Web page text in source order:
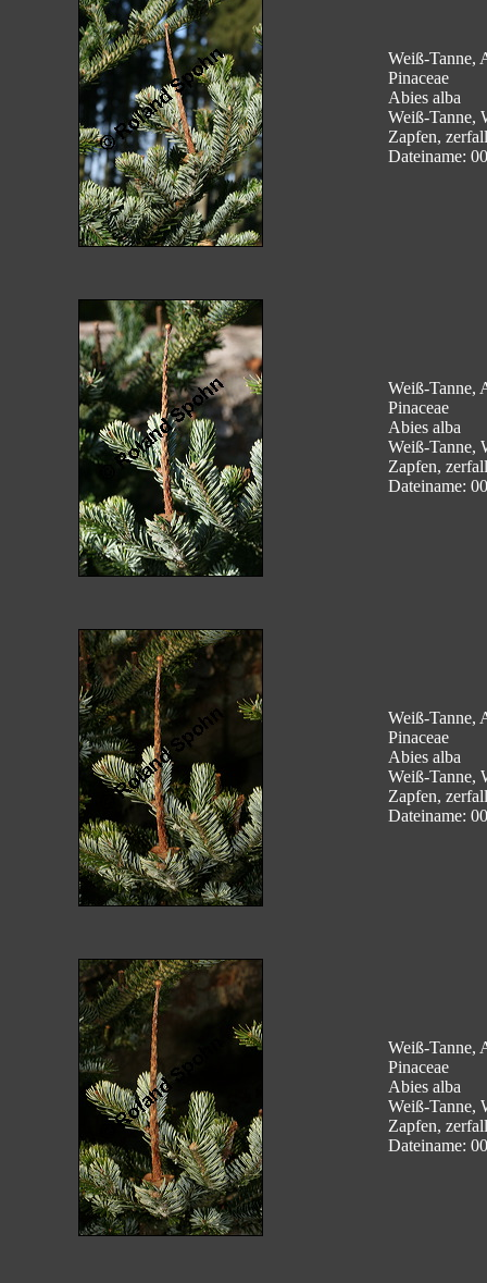
Weiß-Tanne,
Pinaceae
Abies alba
Weiß-Tanne,
Zapfen,
Dateiname:
Weiß-Tanne,
Pinaceae
Abies alba
Weiß-Tanne,
Zapfen,
Dateiname:
Weiß-Tanne,
Pinaceae
Abies alba
Weiß-Tanne,
Zapfen,
Dateiname:
Weiß-Tanne,
Pinaceae
Abies alba
Weiß-Tanne,
Zapfen,
Dateiname: